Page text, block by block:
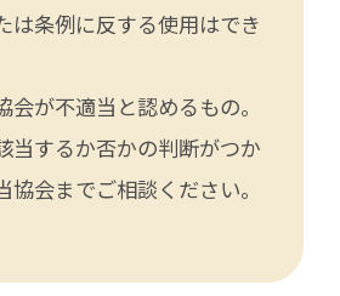
は条例に反する使用はでき
会が不適当と認めるもの。
当するか否かの判断がつか
協会までご相談ください。